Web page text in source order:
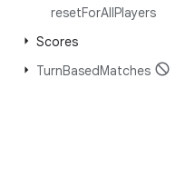
resetForAllPlayers
Scores
TurnBasedMatches